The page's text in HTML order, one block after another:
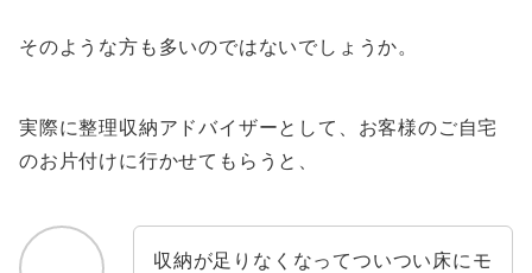
そのような方も多いのではないでしょうか。
実際に整理収納アドバイザーとして、お客様のご自宅
のお片付けに行かせてもらうと、
収納が足りなくなってついつい床にモ